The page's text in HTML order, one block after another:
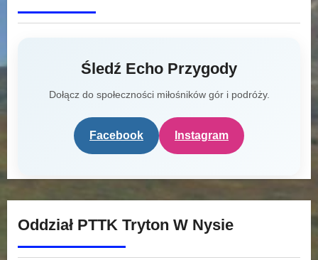
Śledź Echo Przygody
Dołącz do społeczności miłośników gór i podróży.
Facebook Instagram
Oddział PTTK Tryton W Nysie